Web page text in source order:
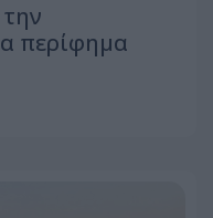
περίφημα